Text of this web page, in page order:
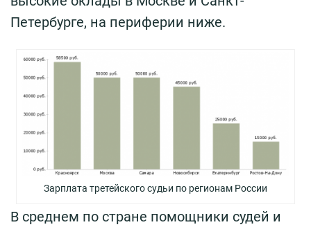
Петербурге, на периферии ниже.
Зарплата третейского судьи по регионам России
В среднем по стране помощники судей и